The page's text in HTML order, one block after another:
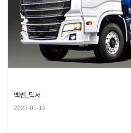
맥쎈_믹서
2022-01-19